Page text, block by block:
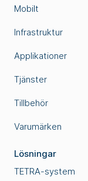
Mobilt
Infrastruktur
Applikationer
Tjänster
Tillbehör
Varumärken
Lösningar
TETRA-system